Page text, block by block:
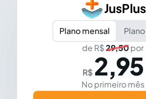
JusPlus
Plano mensal
de R$29,50por
R$ 2,95
No primeiro mês